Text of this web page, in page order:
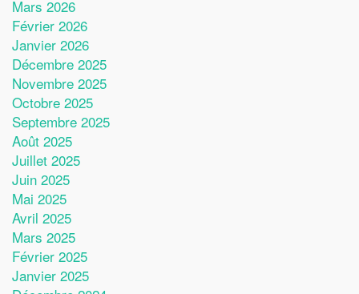
Mars 2026
Février 2026
Janvier 2026
Décembre 2025
Novembre 2025
Octobre 2025
Septembre 2025
Août 2025
Juillet 2025
Juin 2025
Mai 2025
Avril 2025
Mars 2025
Février 2025
Janvier 2025